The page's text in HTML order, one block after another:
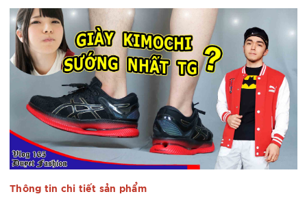
Thông tin chi tiết sản phẩm